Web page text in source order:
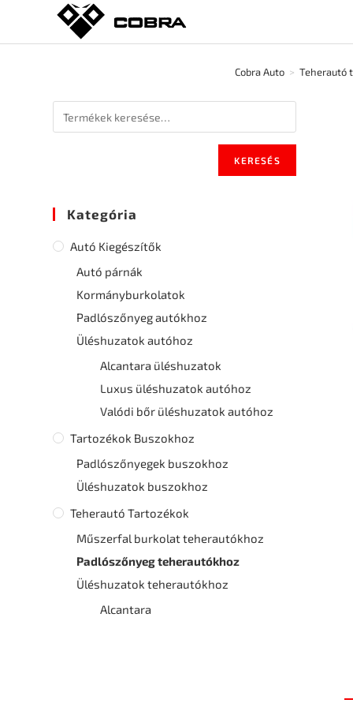
Cobra Auto > Teherautó
KERESÉS
Kategória
Autó Kiegészítők
Autó párnák
Kormányburkolatok
Padlószőnyeg autókhoz
Üléshuzatok autóhoz
Alcantara üléshuzatok
Luxus üléshuzatok autóhoz
Valódi bőr üléshuzatok autóhoz
Tartozékok Buszokhoz
Padlószőnyegek buszokhoz
Üléshuzatok buszokhoz
Teherautó Tartozékok
Műszerfal burkolat teherautókhoz
Padlószőnyeg teherautókhoz
Üléshuzatok teherautókhoz
Alcantara